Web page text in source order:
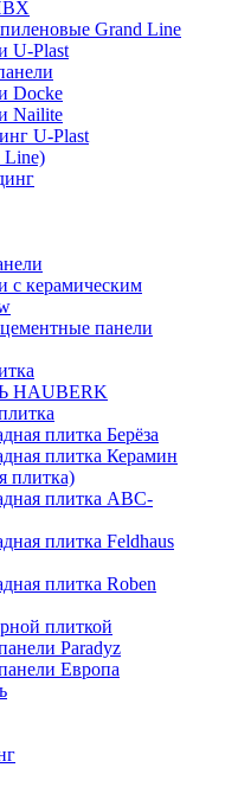
Grand Line
U-Plast
Docke
Nailite
U-Plast
Line)
с керамическим
панели
плитка Берёза
плитка Керамин
плитка)
плитка ABC-
плитка Feldhaus
плитка Roben
плиткой
Paradyz
Европа